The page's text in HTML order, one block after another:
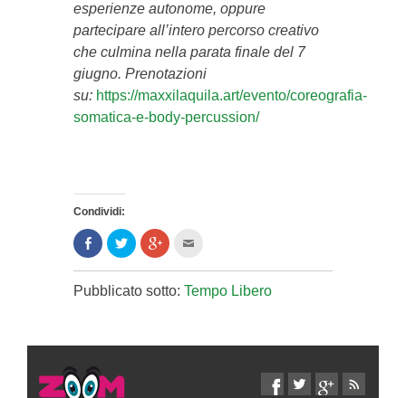
esperienze autonome, oppure
partecipare all’intero percorso creativo
che culmina nella parata finale del 7
giugno. Prenotazioni
su: https://maxxilaquila.art/evento/coreografia-
somatica-e-body-percussion/
Condividi:
Condividi
su
(Si
apre
in
Clicca
per
su
Twitter
(Si
finestra)
Clicca
per
su
Google+
(Si
finestra)
l'articolo
via
mail
apre
Pubblicato sotto: Tempo Libero